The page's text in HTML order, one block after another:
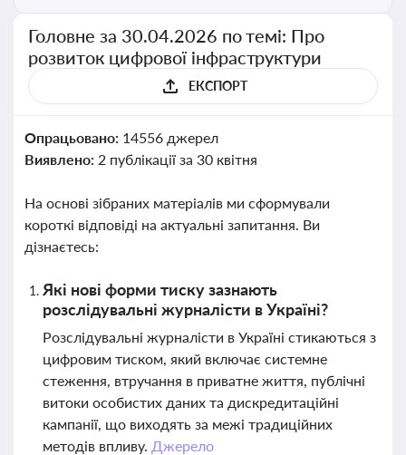
Головне за 30.04.2026 по темі: Про
розвиток цифрової інфраструктури
ЕКСПОРТ
Опрацьовано: 14556 джерел
Виявлено: 2 публікації за 30 квітня
На основі зібраних матеріалів ми сформували
короткі відповіді на актуальні запитання. Ви
дізнаєтесь:
Які нові форми тиску зазнають
розслідувальні журналісти в Україні?
Розслідувальні журналісти в Україні стикаються з
цифровим тиском, який включає системне
стеження, втручання в приватне життя, публічні
витоки особистих даних та дискредитаційні
кампанії, що виходять за межі традиційних
методів впливу. Джерело